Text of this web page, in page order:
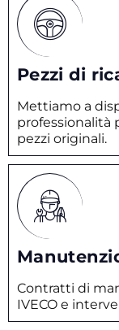
Pezzi di
Mettiamo a
professionalità
pezzi originali.
Contratti di
IVECO e